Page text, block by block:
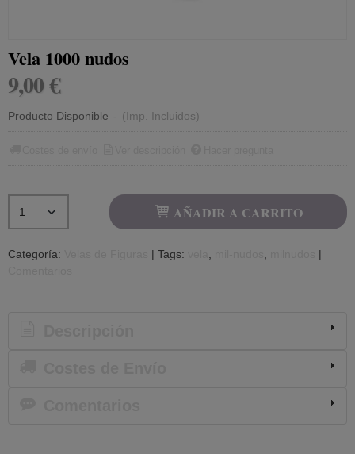
Vela 1000 nudos
9,00 €
Producto Disponible - (Imp. Incluidos)
AÑADIR A CARRITO
Categoría: | Tags:
|